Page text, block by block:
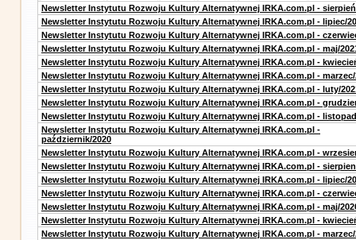
Newsletter Instytutu Rozwoju Kultury Alternatywnej IRKA.com.pl -
Newsletter Instytutu Rozwoju Kultury Alternatywnej IRKA.com.pl - lipiec/
Newsletter Instytutu Rozwoju Kultury Alternatywnej IRKA.com.pl -
Newsletter Instytutu Rozwoju Kultury Alternatywnej IRKA.com.pl - maj/
Newsletter Instytutu Rozwoju Kultury Alternatywnej IRKA.com.pl -
Newsletter Instytutu Rozwoju Kultury Alternatywnej IRKA.com.pl - marzec/
Newsletter Instytutu Rozwoju Kultury Alternatywnej IRKA.com.pl - luty/
Newsletter Instytutu Rozwoju Kultury Alternatywnej IRKA.com.pl -
Newsletter Instytutu Rozwoju Kultury Alternatywnej IRKA.com.pl -
Newsletter Instytutu Rozwoju Kultury Alternatywnej IRKA.com.pl -
październik/2020
Newsletter Instytutu Rozwoju Kultury Alternatywnej IRKA.com.pl -
Newsletter Instytutu Rozwoju Kultury Alternatywnej IRKA.com.pl -
Newsletter Instytutu Rozwoju Kultury Alternatywnej IRKA.com.pl - lipiec/
Newsletter Instytutu Rozwoju Kultury Alternatywnej IRKA.com.pl -
Newsletter Instytutu Rozwoju Kultury Alternatywnej IRKA.com.pl - maj/
Newsletter Instytutu Rozwoju Kultury Alternatywnej IRKA.com.pl -
Newsletter Instytutu Rozwoju Kultury Alternatywnej IRKA.com.pl - marzec/